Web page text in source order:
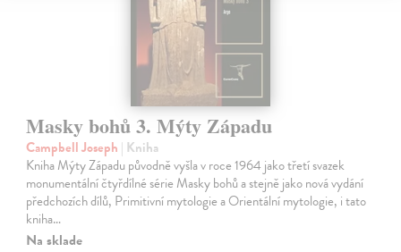
Masky bohů 3. Mýty Západu
Campbell Joseph | Kniha
Kniha Mýty Západu původně vyšla v roce 1964 jako třetí svazek
monumentální čtyřdílné série Masky bohů a stejně jako nová vydání
předchozích dílů, Primitivní mytologie a Orientální mytologie, i tato
kniha…
Na sklade